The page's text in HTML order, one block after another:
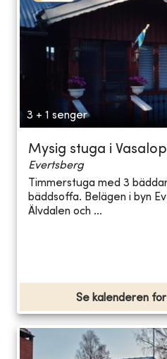
3 + 1 senger
Mysig stuga i
Evertsberg
Timmerstuga med 3
bäddsoffa. Belägen i byn
Älvdalen och ...
Se kalenderen